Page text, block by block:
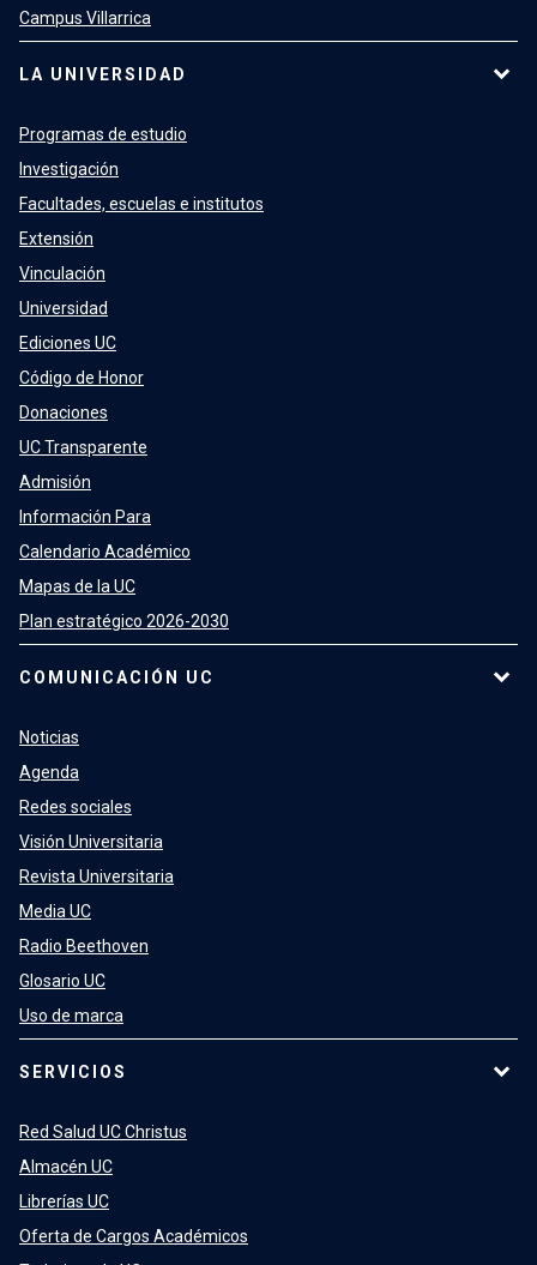
Campus Villarrica
LA UNIVERSIDAD
Programas de estudio
Investigación
Facultades, escuelas e institutos
Extensión
Vinculación
Universidad
Ediciones UC
Código de Honor
Donaciones
UC Transparente
Admisión
Información Para
Calendario Académico
Mapas de la UC
Plan estratégico 2026-2030
COMUNICACIÓN UC
Noticias
Agenda
Redes sociales
Visión Universitaria
Revista Universitaria
Media UC
Radio Beethoven
Glosario UC
Uso de marca
SERVICIOS
Red Salud UC Christus
Almacén UC
Librerías UC
Oferta de Cargos Académicos